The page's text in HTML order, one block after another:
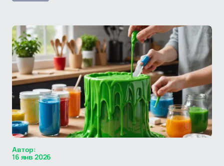
Автор:
16 янв 2026